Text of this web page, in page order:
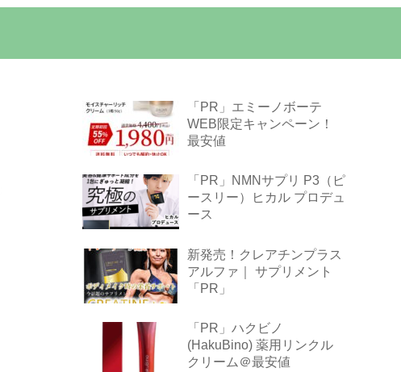
「PR」エミーノボーテ
WEB限定キャンペーン！
最安値
「PR」NMNサプリ P3（ピ
ースリー）ヒカル プロデュ
ース
新発売！クレアチンプラス
アルファ｜ サプリメント
「PR」
「PR」ハクビノ
(HakuBino) 薬用リンクル
クリーム＠最安値